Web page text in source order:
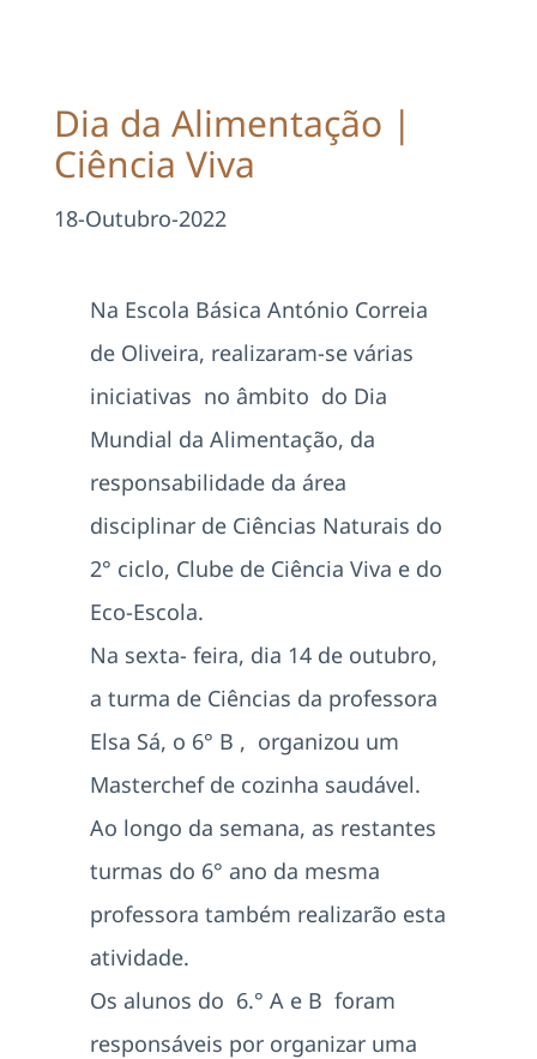
Área Reservada
Pesquisar
Dia da Alimentação |
Ciência Viva
18-Outubro-2022
Na Escola Básica António Correia
de Oliveira, realizaram-se várias
iniciativas no âmbito do Dia
Mundial da Alimentação, da
responsabilidade da área
disciplinar de Ciências Naturais do
2° ciclo, Clube de Ciência Viva e do
Eco-Escola.
Na sexta- feira, dia 14 de outubro,
a turma de Ciências da professora
Elsa Sá, o 6° B , organizou um
Masterchef de cozinha saudável.
Ao longo da semana, as restantes
turmas do 6° ano da mesma
professora também realizarão esta
atividade.
Os alunos do 6.° A e B foram
responsáveis por organizar uma